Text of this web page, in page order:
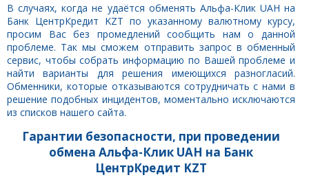
В случаях, когда не удаётся обменять Альфа-Клик UAH на
Банк ЦентрКредит KZT по указанному валютному курсу,
просим Вас без промедлений сообщить нам о данной
проблеме. Так мы сможем отправить запрос в обменный
сервис, чтобы собрать информацию по Вашей проблеме и
найти варианты для решения имеющихся разногласий.
Обменники, которые отказываются сотрудничать с нами в
решение подобных инцидентов, моментально исключаются
из списков нашего сайта.
Гарантии безопасности, при проведении
обмена Альфа-Клик UAH на Банк
ЦентрКредит KZT